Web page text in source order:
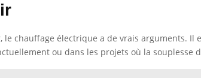
chauffage électrique a de vrais arguments.
ou dans les projets où la souplesse